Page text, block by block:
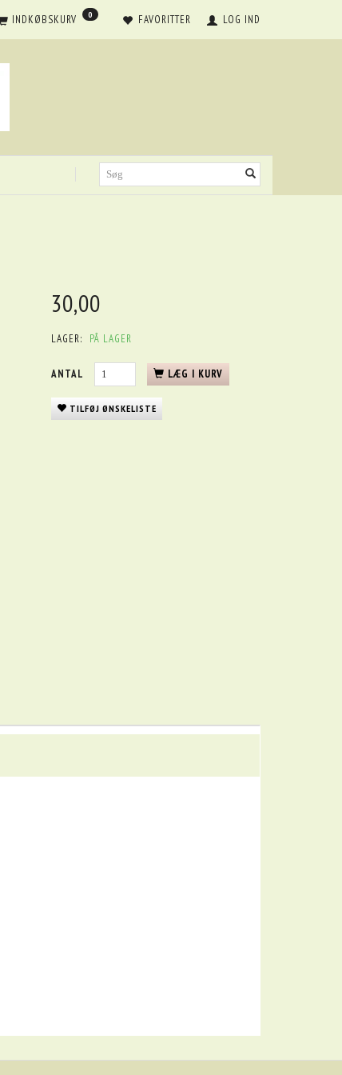
FAVORITTER LOG IND
INDKØBSKURV 0
30,00
LAGER: PÅ LAGER
ANTAL LÆG I KURV
TILFØJ ØNSKELISTE